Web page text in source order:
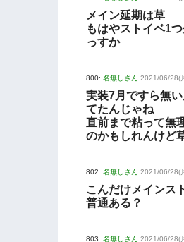
メイン延期は草
もはやストイベ1
っすか
800: 名無しさん 2021/06/28(
実装7月ですら無
てたんじゃね
直前まで粘って無
のかもしれんけど
802: 名無しさん 2021/06/28(
こんだけメインス
普通ある？
803: 名無しさん 2021/06/28(